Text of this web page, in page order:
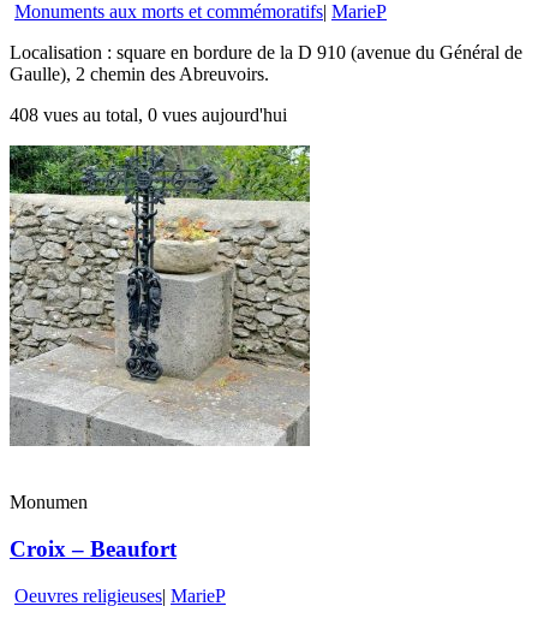
Monuments aux morts et commémoratifs| MarieP
Localisation : square en bordure de la D 910 (avenue du Général de
Gaulle), 2 chemin des Abreuvoirs.
408 vues au total, 0 vues aujourd'hui
Monumen
Croix – Beaufort
Oeuvres religieuses| MarieP